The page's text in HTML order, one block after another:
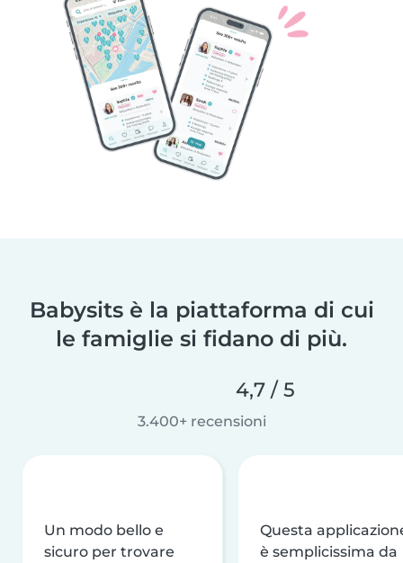
Babysits è la piattaforma di cui
le famiglie si fidano di più.
4,7 / 5
3.400+ recensioni
Un modo bello e
sicuro per trovare
Questa
è semplicissima da